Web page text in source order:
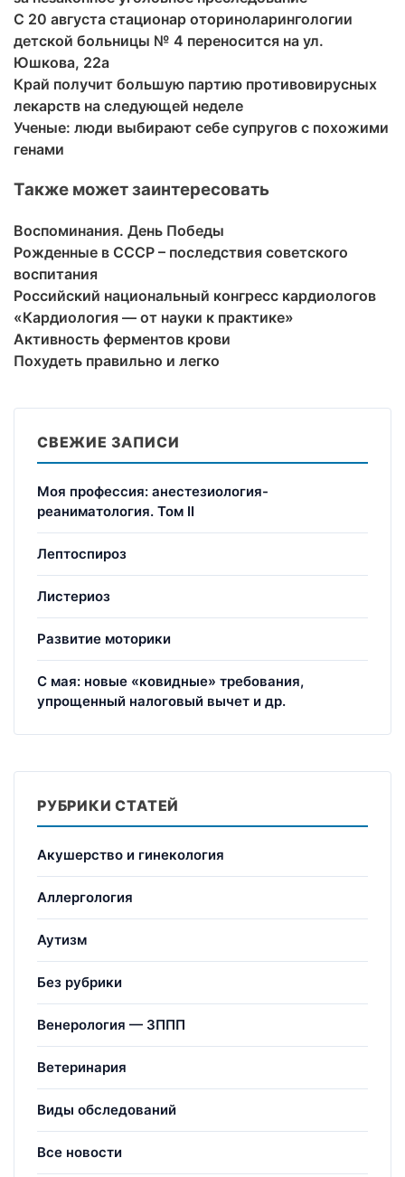
С 20 августа стационар оториноларингологии
детской больницы № 4 переносится на ул.
Юшкова, 22а
Край получит большую партию противовирусных
лекарств на следующей неделе
Ученые: люди выбирают себе супругов с похожими
генами
Также может заинтересовать
Воспоминания. День Победы
Рожденные в СССР – последствия советского
воспитания
Российский национальный конгресс кардиологов
«Кардиология — от науки к практике»
Активность ферментов крови
Похудеть правильно и легко
СВЕЖИЕ ЗАПИСИ
Моя профессия: анестезиология-
реаниматология. Том II
Лептоспироз
Листериоз
Развитие моторики
С мая: новые «ковидные» требования,
упрощенный налоговый вычет и др.
РУБРИКИ СТАТЕЙ
Акушерство и гинекология
Аллергология
Аутизм
Без рубрики
Венерология — ЗППП
Ветеринария
Виды обследований
Все новости